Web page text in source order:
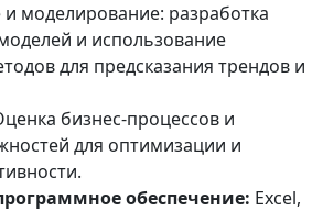
моделирование: разработка
и использование
для предсказания трендов и
бизнес-процессов и
для оптимизации и
обеспечение: Excel,